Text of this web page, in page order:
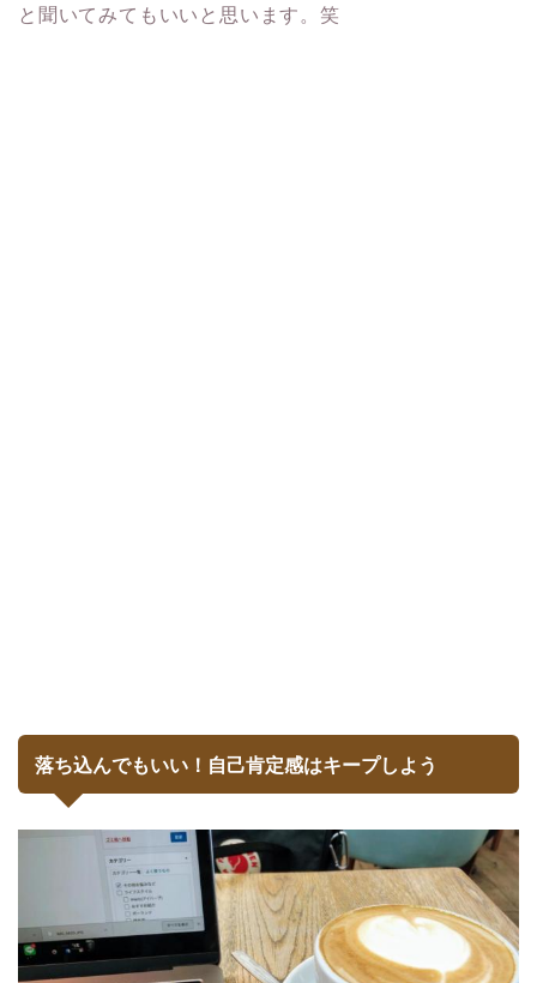
と聞いてみてもいいと思います。笑
落ち込んでもいい！自己肯定感はキープしよう